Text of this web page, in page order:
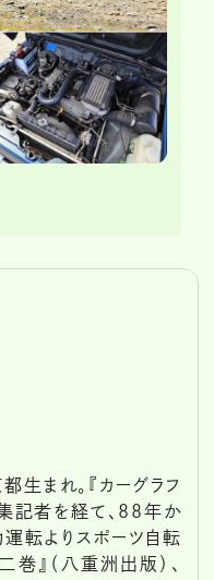
生まれ。『カーグラフ
記者を経て、88年か
運転よりスポーツ自転
』（八重洲出版）、